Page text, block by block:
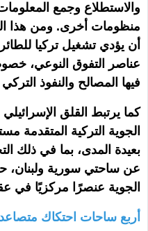
والاستطلاع وجمع المعلومات
منظومات أخرى. ومن هذا
أن يؤدي تشغيل تركيا
عناصر التفوق النوعي،
فيها المصالح والنفوذ
كما يرتبط القلق
الجوية التركية المتقدمة
بعيدة المدى، بما في ذلك
عن ساحتي سورية ولبنان،
الجوية عنصرًا مركزيًا في
أربع ساحات احتكاك